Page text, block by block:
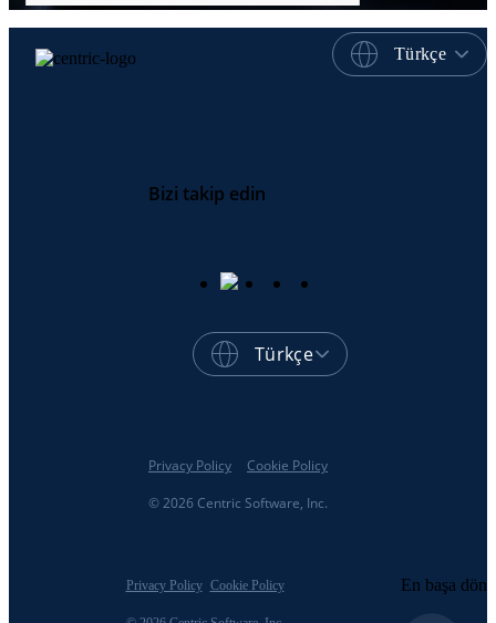
Türkçe
Bizi takip edin
Türkçe
© 2026 Centric Software, Inc.
Privacy Policy Cookie Policy
Privacy Policy Cookie Policy En başa dön